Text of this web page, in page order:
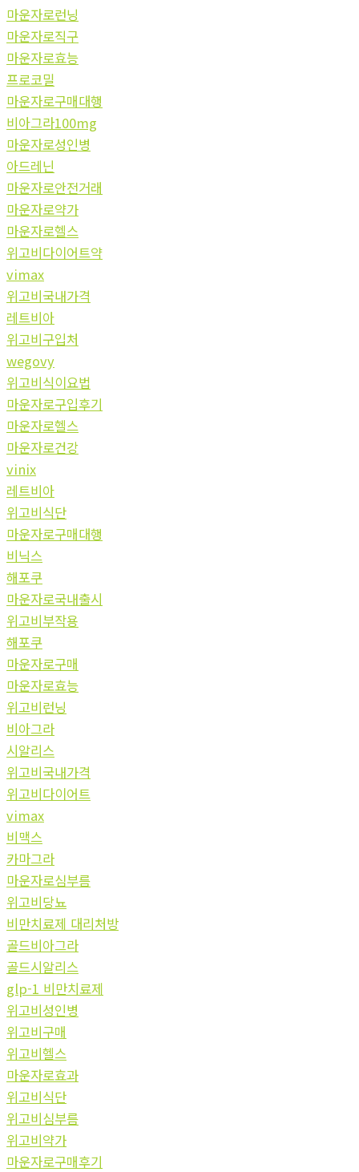
마운자로런닝
마운자로직구
마운자로효능
프로코밀
마운자로구매대행
비아그라100mg
마운자로성인병
아드레닌
마운자로안전거래
마운자로약가
마운자로헬스
위고비다이어트약
vimax
위고비국내가격
레트비아
위고비구입처
wegovy
위고비식이요법
마운자로구입후기
마운자로헬스
마운자로건강
vinix
레트비아
위고비식단
마운자로구매대행
비닉스
해포쿠
마운자로국내출시
위고비부작용
해포쿠
마운자로구매
마운자로효능
위고비런닝
비아그라
시알리스
위고비국내가격
위고비다이어트
vimax
비맥스
카마그라
마운자로심부름
위고비당뇨
비만치료제 대리처방
골드비아그라
골드시알리스
glp-1 비만치료제
위고비성인병
위고비구매
위고비헬스
마운자로효과
위고비식단
위고비심부름
위고비약가
마운자로구매후기